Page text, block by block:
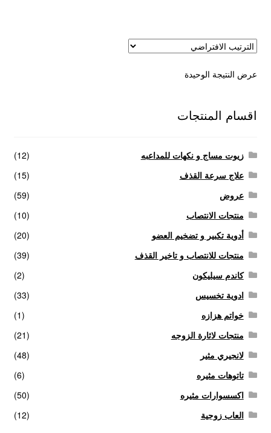
علاج سرعة القذف
كاندم سيليكون
لانجيري مثير
منتجات خاصة بالزوج
منتجات خاصة بالزوجة
منتجات لاثارة الزوجه
منتجات للانتصاب و تاخير القذف
عرض النتيجة الوحيدة
اقسام المنتجات
زيوت مساج و نكهات للمداعبه
(12)
علاج سرعة القذف
(15)
عروض
(59)
منتجات الانتصاب
(10)
أدوية تكبير و تضخيم العضو
(20)
منتجات للانتصاب و تاخير القذف
(39)
كاندم سيليكون
(2)
ادوية تخسيس
(33)
خواتم هزازه
(1)
منتجات لاثارة الزوجه
(21)
لانجيري مثير
(48)
تاتوهات مثيره
(6)
اكسسوارات مثيره
(50)
العاب زوجية
(12)